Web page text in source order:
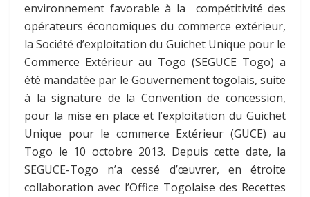
environnement favorable à la compétitivité des
opérateurs économiques du commerce extérieur,
la Société d’exploitation du Guichet Unique pour le
Commerce Extérieur au Togo (SEGUCE Togo) a
été mandatée par le Gouvernement togolais, suite
à la signature de la Convention de concession,
pour la mise en place et l’exploitation du Guichet
Unique pour le commerce Extérieur (GUCE) au
Togo le 10 octobre 2013. Depuis cette date, la
SEGUCE-Togo n’a cessé d’œuvrer, en étroite
collaboration avec l’Office Togolaise des Recettes